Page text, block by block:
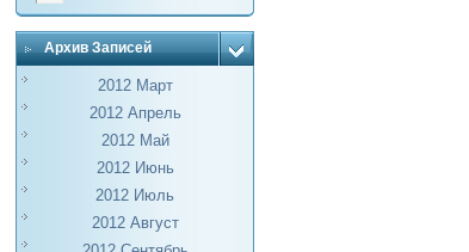
Архив Записей
2012 Март
2012 Апрель
2012 Май
2012 Июнь
2012 Июль
2012 Август